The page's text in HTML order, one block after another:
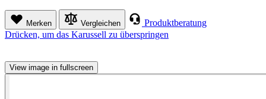
Merken Vergleichen
Produktberatung
Drücken, um das Karussell zu überspringen
View image in fullscreen